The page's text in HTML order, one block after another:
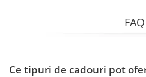
FAQ
Ce tipuri de cadouri pot